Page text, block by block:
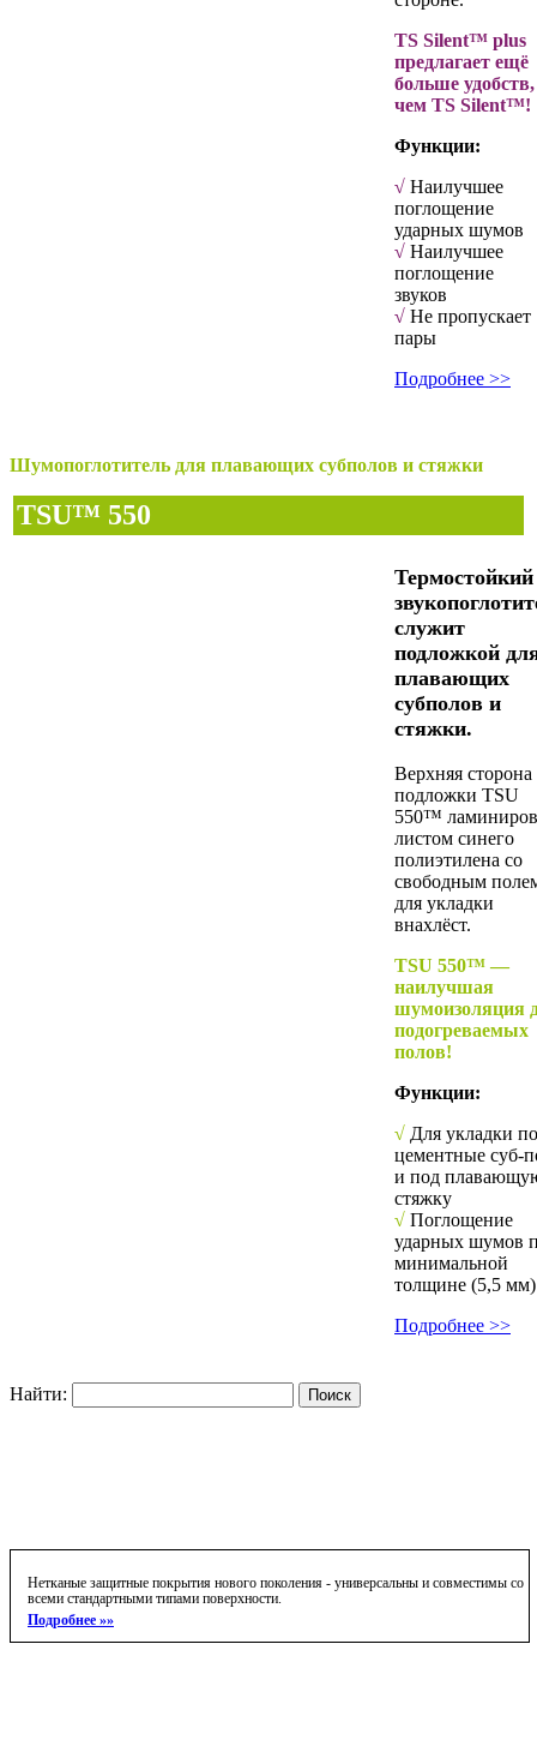
TS Silent™ plus
предлагает ещё
больше удобств,
чем TS Silent™!
Функции:
√ Наилучшее
поглощение
ударных шумов
√ Наилучшее
поглощение
звуков
√ Не пропускает
пары
Подробнее >>
Шумопоглотитель для плавающих субполов и стяжки
TSU™ 550
Термостойкий
служит
подложкой
плавающих
субполов и
стяжки.
Верхняя сторона
подложки TSU
550™
листом синего
полиэтилена со
свободным
для укладки
внахлёст.
TSU 550™ —
наилучшая
шумоизоляция
подогреваемых
полов!
Функции:
√ Для укладки
цементные суб-
и под
стяжку
√ Поглощение
ударных шумов
минимальной
толщине (5,5 мм)
Подробнее >>
Найти:
Нетканые защитные покрытия нового поколения - универсальны и совместимы со
всеми стандартными типами поверхности.
Подробнее »»